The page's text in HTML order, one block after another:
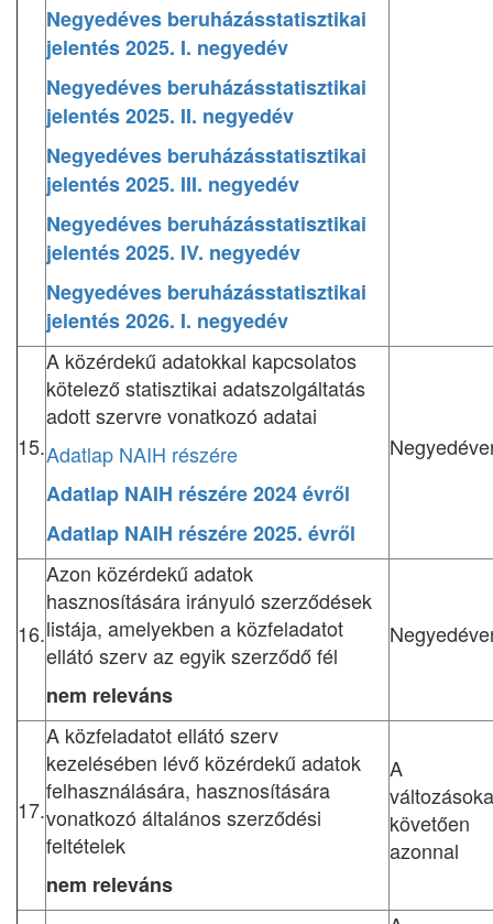
Negyedéves beruházásstatisztikai
jelentés 2025. I. negyedév
Negyedéves beruházásstatisztikai
jelentés 2025. II. negyedév
Negyedéves beruházásstatisztikai
jelentés 2025. III. negyedév
Negyedéves beruházásstatisztikai
jelentés 2025. IV. negyedév
Negyedéves beruházásstatisztikai
jelentés 2026. I. negyedév
15.
A közérdekű adatokkal kapcsolatos
kötelező statisztikai adatszolgáltatás
adott szervre vonatkozó adatai
Adatlap NAIH részére
Adatlap NAIH részére 2024 évről
Adatlap NAIH részére 2025. évről
16.
Azon közérdekű adatok
hasznosítására irányuló szerződések
listája, amelyekben a közfeladatot
ellátó szerv az egyik szerződő fél
nem releváns
17.
A közfeladatot ellátó szerv
kezelésében lévő közérdekű adatok
felhasználására, hasznosítására
vonatkozó általános szerződési
feltételek
nem releváns
A
követően
azonnal